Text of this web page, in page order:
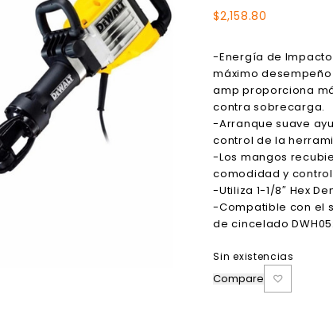
$2,158.80
-Energía de
máximo
amp proporciona
contra sobrecarga.
-Arranque suave
control de la
-Los mangos
comodidad y
-Utiliza 1-1/8″ Hex
-Compatible con el
de cincelado
Sin existencias
Compare